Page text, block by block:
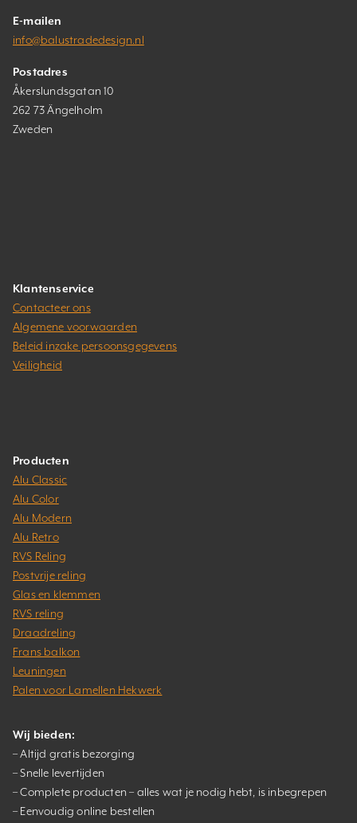
E-mailen
info@balustradedesign.nl
Postadres
Åkerslundsgatan 10
262 73 Ängelholm
Zweden
Klantenservice
Contacteer ons
Algemene voorwaarden
Beleid inzake persoonsgegevens
Veiligheid
Producten
Alu Classic
Alu Color
Alu Modern
Alu Retro
RVS Reling
Postvrije reling
Glas en klemmen
RVS reling
Draadreling
Frans balkon
Leuningen
Palen voor Lamellen Hekwerk
Wij bieden:
– Altijd gratis bezorging
– Snelle levertijden
– Complete producten – alles wat je nodig hebt, is inbegrepen
– Eenvoudig online bestellen